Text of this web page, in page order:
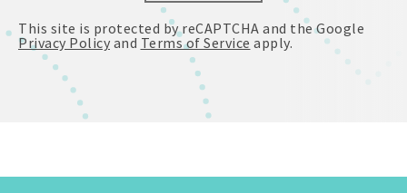
This site is protected by reCAPTCHA and the Google
Privacy Policy and Terms of Service apply.